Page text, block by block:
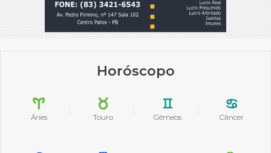
Horóscopo
Áries Touro Gêmeos Câncer